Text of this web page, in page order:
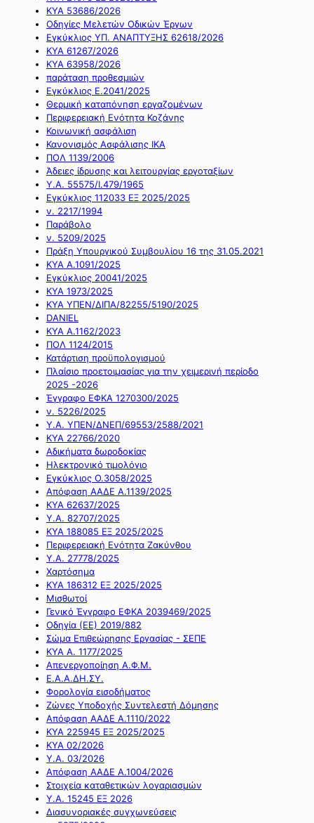
ΚΥΑ 53686/2026
Οδηγίες Μελετών Οδικών Έργων
Εγκύκλιος ΥΠ. ΑΝΑΠΤΥΞΗΣ 62618/2026
ΚΥΑ 61267/2026
ΚΥΑ 63958/2026
παράταση προθεσμιών
Εγκύκλιος Ε.2041/2025
Θερμική καταπόνηση εργαζομένων
Περιφερειακή Ενότητα Κοζάνης
Κοινωνική ασφάλιση
Κανονισμός Ασφάλισης ΙΚΑ
ΠΟΛ 1139/2006
Άδειες ίδρυσης και λειτουργίας εργοταξίων
Υ.Α. 55575/Ι.479/1965
Εγκύκλιος 112033 ΕΞ 2025/2025
ν. 2217/1994
Παράβολο
ν. 5209/2025
Πράξη Υπουργικού Συμβουλίου 16 της 31.05.2021
ΚΥΑ Α.1091/2025
Εγκύκλιος 20041/2025
ΚΥΑ 1973/2025
ΚΥΑ ΥΠΕΝ/ΔΙΠΑ/82255/5190/2025
DANIEL
ΚΥΑ Α.1162/2023
ΠΟΛ 1124/2015
Κατάρτιση προϋπολογισμού
Πλαίσιο προετοιμασίας για την χειμερινή περίοδο
2025 -2026
Έγγραφο ΕΦΚΑ 1270300/2025
ν. 5226/2025
Υ.Α. ΥΠΕΝ/ΔΝΕΠ/69553/2588/2021
ΚΥΑ 22766/2020
Αδικήματα δωροδοκίας
Ηλεκτρονικό τιμολόγιο
Εγκύκλιος Ο.3058/2025
Απόφαση ΑΑΔΕ Α.1139/2025
ΚΥΑ 62637/2025
Υ.Α. 82707/2025
ΚΥΑ 188085 ΕΞ 2025/2025
Περιφερειακή Ενότητα Ζακύνθου
Υ.Α. 27778/2025
Χαρτόσημα
ΚΥΑ 186312 ΕΞ 2025/2025
Μισθωτοί
Γενικό Έγγραφο ΕΦΚΑ 2039469/2025
Οδηγία (ΕΕ) 2019/882
Σώμα Επιθεώρησης Εργασίας - ΣΕΠΕ
ΚΥΑ Α. 1177/2025
Απενεργοποίηση Α.Φ.Μ.
Ε.Α.Α.ΔΗ.ΣΥ.
Φορολογία εισοδήματος
Ζώνες Υποδοχής Συντελεστή Δόμησης
Απόφαση ΑΑΔΕ Α.1110/2022
ΚΥΑ 225945 ΕΞ 2025/2025
ΚΥΑ 02/2026
Υ.Α. 03/2026
Απόφαση ΑΑΔΕ Α.1004/2026
Στοιχεία καταθετικών λογαριασμών
Υ.Α. 15245 ΕΞ 2026
Διασυνοριακές συγχωνεύσεις